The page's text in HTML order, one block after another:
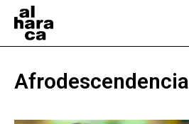
Afrodescendencia